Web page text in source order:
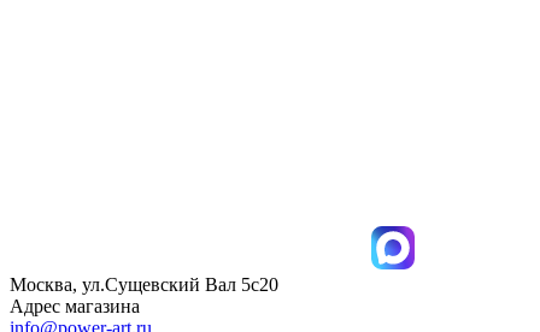
Москва, ул.Сущевский Вал 5с20
Адрес магазина
info@power-art.ru